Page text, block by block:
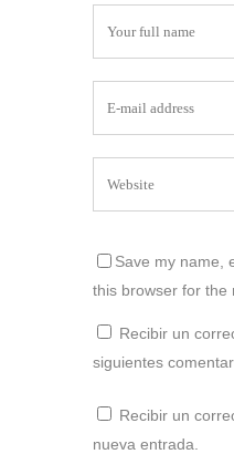
Save my name,
this browser for the
Recibir un
siguientes
Recibir un
nueva entrada.